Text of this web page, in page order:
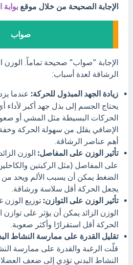
الإجابة الصحيحة من خلال موقع بوابة
صواب
الإجابة "صواب" صحيحة تماماً. الوزن
الرشاقة لعدة أسباب:
زيادة الجهد المبذول للحركة: عندما
يحتاج الجسم إلى بذل جهد أكبر لأداء
الحركات البسيطة مثل المشي أو
الإضافي يقلل من سهولة الحركة
أهم عناصر الرشاقة.
تأثير الوزن على المفاصل: الوزن
على المفاصل (مثل الركبتين
الضغط يمكن أن يسبب الألم ويحد من
يجعل الحركة أقل سلاسة ورشاقة.
تأثير الوزن على التوازن: توزيع
الوزن الزائد يمكن أن يؤثر على
الحركة أقل استقرارًا وأكثر صعوبة.
تقليل القدرة على ممارسة النشاط
قلّت الرغبة والقدرة على ممارسة
النشاط البدني تؤدي إلى ضعف